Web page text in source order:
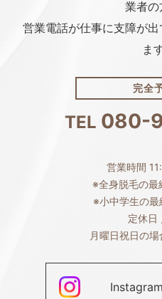
業者の
営業電話が仕事に支障が
ま
完全
TEL 080-
営業時間
※全身脱毛の
※小中学生の
定休日
月曜日祝日の